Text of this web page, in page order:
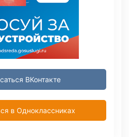
ВКонтакте
в Одноклассниках